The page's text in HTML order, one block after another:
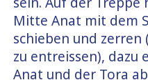
Mitte Anat mit dem
schieben und zerren
zu entreissen), dazu
Anat und der Tora